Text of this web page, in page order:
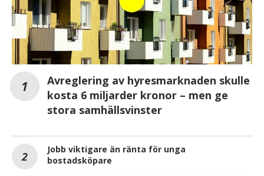
Avreglering av hyresmarknaden skulle
kosta 6 miljarder kronor – men ge
stora samhällsvinster
Jobb viktigare än ränta för unga
bostadsköpare